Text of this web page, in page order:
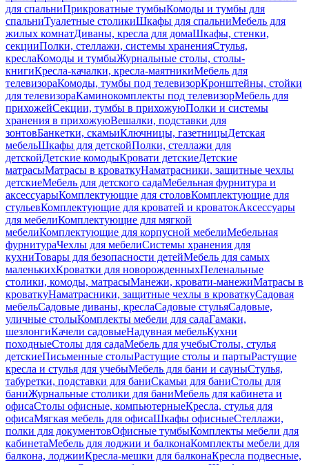
для спальниПрикроватные тумбыКомоды и тумбы для
спальниТуалетные столикиШкафы для спальниМебель для
жилых комнатДиваны, кресла для домаШкафы, стенки,
секцииПолки, стеллажи, системы храненияСтулья,
креслаКомоды и тумбыЖурнальные столы, столы-
книгиКресла-качалки, кресла-маятникиМебель для
телевизораКомоды, тумбы под телевизорКронштейны, стойки
для телевизораКаминокомплекты под телевизорМебель для
прихожейСекции, тумбы в прихожуюПолки и системы
хранения в прихожуюВешалки, подставки для
зонтовБанкетки, скамьиКлючницы, газетницыДетская
мебельШкафы для детскойПолки, стеллажи для
детскойДетские комодыКровати детскиеДетские
матрасыМатрасы в кроваткуНаматрасники, защитные чехлы
детскиеМебель для детского садаМебельная фурнитура и
аксессуарыКомплектующие для столовКомплектующие для
стульевКомплектующие для кроватей и кроватокАксессуары
для мебелиКомплектующие для мягкой
мебелиКомплектующие для корпусной мебелиМебельная
фурнитураЧехлы для мебелиСистемы хранения для
кухниТовары для безопасности детейМебель для самых
маленькихКроватки для новорожденныхПеленальные
столики, комоды, матрасыМанежи, кровати-манежиМатрасы в
кроваткуНаматрасники, защитные чехлы в кроваткуСадовая
мебельСадовые диваны, креслаСадовые стульяСадовые,
уличные столыКомплекты мебели для садаГамаки,
шезлонгиКачели садовыеНадувная мебельКухни
походныеСтолы для садаМебель для учебыСтолы, стулья
детскиеПисьменные столыРастущие столы и партыРастущие
кресла и стулья для учебыМебель для бани и сауныСтулья,
табуретки, подставки для баниСкамьи для баниСтолы для
баниЖурнальные столики для баниМебель для кабинета и
офисаСтолы офисные, компьютерныеКресла, стулья для
офисаМягкая мебель для офисаШкафы офисныеСтеллажи,
полки для документовОфисные тумбыКомплекты мебели для
кабинетаМебель для лоджии и балконаКомплекты мебели для
балкона, лоджииКресла-мешки для балконаКресла подвесные,